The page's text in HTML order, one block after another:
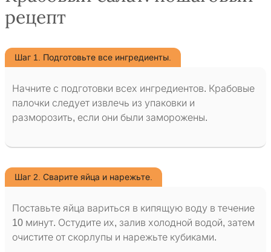
рецепт
Шаг 1. Подготовьте все ингредиенты.
Начните с подготовки всех ингредиентов. Крабовые
палочки следует извлечь из упаковки и
разморозить, если они были заморожены.
Шаг 2. Сварите яйца и нарежьте.
Поставьте яйца вариться в кипящую воду в течение
10 минут. Остудите их, залив холодной водой, затем
очистите от скорлупы и нарежьте кубиками.